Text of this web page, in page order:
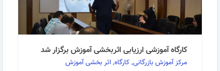
کارگاه آموزشی ارزیابی اثربخشی آموزش برگزار شد
مرکز آموزش بازرگانی, کارگاه, اثر بخشی آموزش